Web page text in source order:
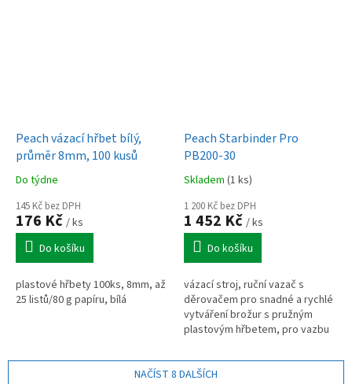
Peach vázací hřbet bílý,
průměr 8mm, 100 kusů
Do týdne
145 Kč bez DPH
176 Kč / ks
Do košíku
plastové hřbety 100ks, 8mm, až
25 listů/80 g papíru, bílá
Peach Starbinder Pro
PB200-30
Skladem (1 ks)
1 200 Kč bez DPH
1 452 Kč / ks
Do košíku
vázací stroj, ruční vazač s
děrovačem pro snadné a rychlé
vytváření brožur s pružným
plastovým hřbetem, pro vazbu
s výškou hřbetu 6-38mm,
dokáže...
NAČÍST 8 DALŠÍCH